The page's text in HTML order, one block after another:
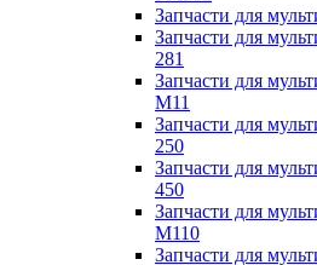
Запчасти для
Запчасти для
281
Запчасти для
M11
Запчасти для
250
Запчасти для
450
Запчасти для
M110
Запчасти для